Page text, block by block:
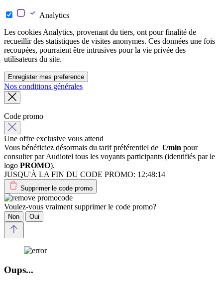
Analytics
Les cookies Analytics, provenant du tiers, ont pour finalité de
recueillir des statistiques de visites anonymes. Ces données une fois
recoupées, pourraient être intrusives pour la vie privée des
utilisateurs du site.
Enregister mes preference
Nos conditions générales
Code promo
Une offre exclusive vous attend
Vous bénéficiez désormais du tarif préférentiel de €/min pour
consulter par Audiotel tous les voyants participants (identifiés par le
logo PROMO).
JUSQU'À LA FIN DU CODE PROMO: 12:48:14
Supprimer le code promo
Voulez-vous vraiment supprimer le code promo?
Non Oui
Oups...